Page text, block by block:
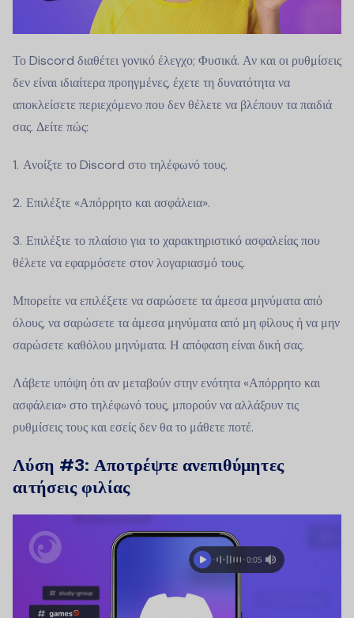
Το Discord διαθέτει γονικό έλεγχο; Φυσικά. Αν και οι ρυθμίσεις
δεν είναι ιδιαίτερα προηγμένες, έχετε τη δυνατότητα να
αποκλείσετε περιεχόμενο που δεν θέλετε να βλέπουν τα παιδιά
σας. Δείτε πώς:
Ανοίξτε το Discord στο τηλέφωνό τους.
Επιλέξτε «Απόρρητο και ασφάλεια».
Επιλέξτε το πλαίσιο για το χαρακτηριστικό ασφαλείας που
θέλετε να εφαρμόσετε στον λογαριασμό τους.
Μπορείτε να επιλέξετε να σαρώσετε τα άμεσα μηνύματα από
όλους, να σαρώσετε τα άμεσα μηνύματα από μη φίλους ή να μην
σαρώσετε καθόλου μηνύματα. Η απόφαση είναι δική σας.
Λάβετε υπόψη ότι αν μεταβούν στην ενότητα «Απόρρητο και
ασφάλεια» στο τηλέφωνό τους, μπορούν να αλλάξουν τις
ρυθμίσεις τους και εσείς δεν θα το μάθετε ποτέ.
Λύση #3: Αποτρέψτε ανεπιθύμητες
αιτήσεις φιλίας